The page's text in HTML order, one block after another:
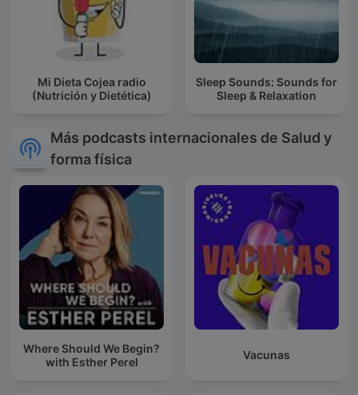
Mi Dieta Cojea radio
(Nutrición y Dietética)
Sleep Sounds: Sounds for
Sleep & Relaxation
Más podcasts internacionales de Salud y
forma física
Where Should We Begin?
with Esther Perel
Vacunas